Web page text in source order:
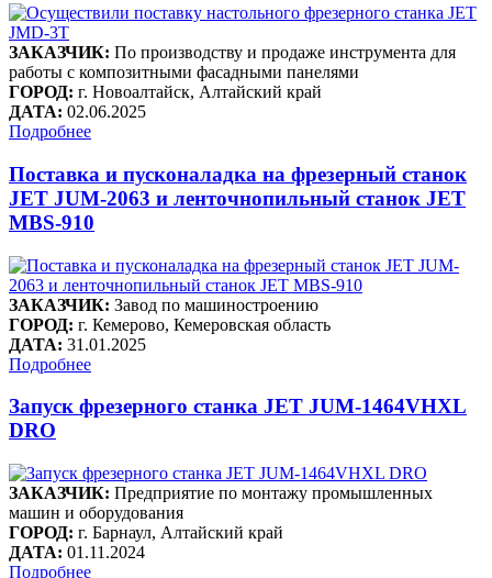
ЗАКАЗЧИК: По производству и продаже инструмента для
работы с композитными фасадными панелями
ГОРОД: г. Новоалтайск, Алтайский край
ДАТА: 02.06.2025
Подробнее
Поставка и пусконаладка на фрезерный станок
JET JUM-2063 и ленточнопильный станок JET
MBS-910
ЗАКАЗЧИК: Завод по машиностроению
ГОРОД: г. Кемерово, Кемеровская область
ДАТА: 31.01.2025
Подробнее
Запуск фрезерного станка JET JUM-1464VHXL
DRO
ЗАКАЗЧИК: Предприятие по монтажу промышленных
машин и оборудования
ГОРОД: г. Барнаул, Алтайский край
ДАТА: 01.11.2024
Подробнее